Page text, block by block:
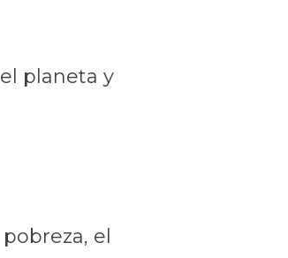
planeta y
el